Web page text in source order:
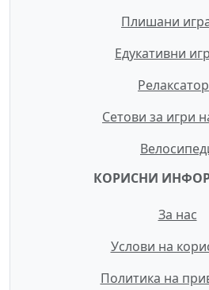
Плишани
Едукативни
Сетови за игри
КОРИСНИ
За нас
Услови на
Политика на